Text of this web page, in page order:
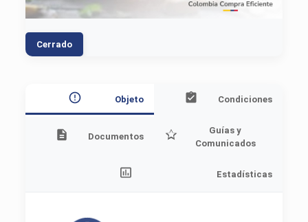
Cerrado
Objeto Condiciones
Documentos
Guías y
Comunicados
Estadísticas